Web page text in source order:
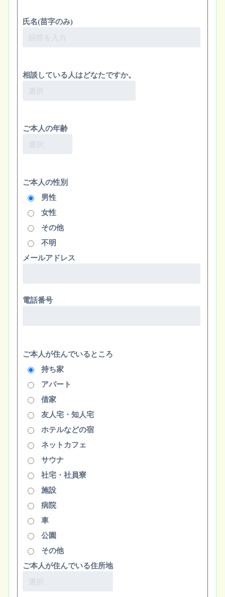
氏名(苗字のみ)
相談している人はどなたですか。
ご本人の年齢
ご本人の性別
男性
女性
その他
不明
メールアドレス
電話番号
ご本人が住んでいるところ
持ち家
アパート
借家
友人宅・知人宅
ホテルなどの宿
ネットカフェ
サウナ
社宅・社員寮
施設
病院
車
公園
その他
ご本人が住んでいる住所地